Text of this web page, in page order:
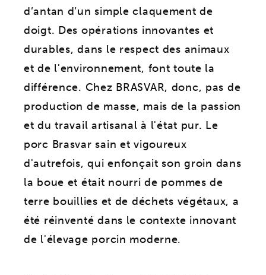
d’antan d’un simple claquement de
doigt. Des opérations innovantes et
durables, dans le respect des animaux
et de l'environnement, font toute la
différence. Chez BRASVAR, donc, pas de
production de masse, mais de la passion
et du travail artisanal à l'état pur. Le
porc Brasvar sain et vigoureux
d'autrefois, qui enfonçait son groin dans
la boue et était nourri de pommes de
terre bouillies et de déchets végétaux, a
été réinventé dans le contexte innovant
de l'élevage porcin moderne.